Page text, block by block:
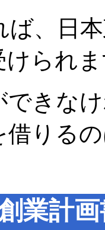
ば、日
けられ
できな
借りる
業計